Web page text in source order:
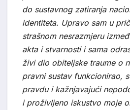
do sustavnog zatiranja
identiteta. Upravo sam u
strašnom nesrazmjeru
akta i stvarnosti i sama
živi dio obiteljske traume o
pravni sustav funkcionirao,
pravdu i kažnjavajući
i proživljeno iskustvo moje